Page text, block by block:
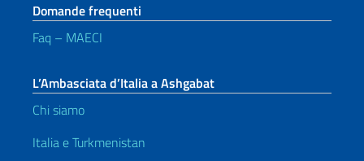
Domande frequenti
Faq – MAECI
L’Ambasciata d’Italia a Ashgabat
Chi siamo
Italia e Turkmenistan